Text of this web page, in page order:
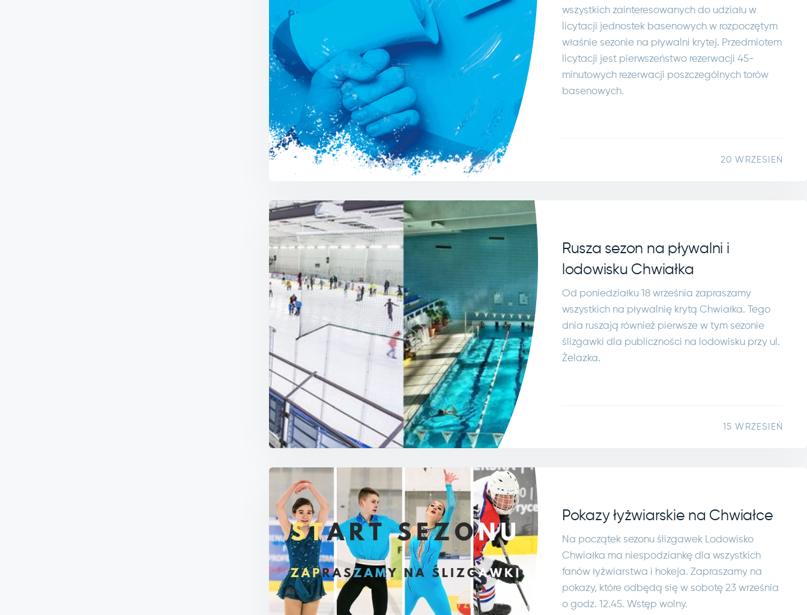
wszystkich zainteresowanych do udziału w
licytacji jednostek basenowych w rozpoczętym
właśnie sezonie na pływalni krytej. Przedmiotem
licytacji jest pierwszeństwo rezerwacji 45-
minutowych rezerwacji poszczególnych torów
basenowych.
20 WRZESIEŃ
Rusza sezon na pływalni i
lodowisku Chwiałka
Od poniedziałku 18 września zapraszamy
wszystkich na pływalnię krytą Chwiałka. Tego
dnia ruszają również pierwsze w tym sezonie
ślizgawki dla publiczności na lodowisku przy ul.
Żelazka.
15 WRZESIEŃ
Pokazy łyżwiarskie na Chwiałce
Na początek sezonu ślizgawek Lodowisko
Chwiałka ma niespodziankę dla wszystkich
fanów łyżwiarstwa i hokeja. Zapraszamy na
pokazy, które odbędą się w sobotę 23 września
o godz. 12.45. Wstęp wolny.